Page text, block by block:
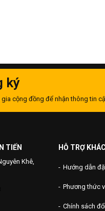
ký
gia cộng đồng để nhận thông tin
TIẾN
Khê,
HỖ TRỢ
Hướng dẫn
Phương thức
Chính sách